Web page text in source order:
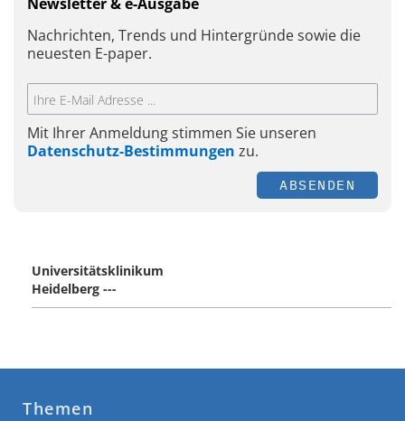
Nachrichten, Trends und Hintergründe sowie die
neuesten E-paper.
Mit Ihrer Anmeldung stimmen Sie unseren
Datenschutz-Bestimmungen zu.
ABSENDEN
Universitätsklinikum
Heidelberg ---
Themen